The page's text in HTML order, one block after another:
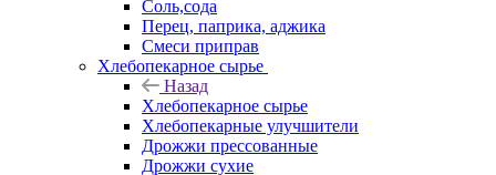
Соль,сода
Перец, паприка, аджика
Смеси приправ
Хлебопекарное сырье
Назад
Хлебопекарное сырье
Хлебопекарные улучшители
Дрожжи прессованные
Дрожжи сухие